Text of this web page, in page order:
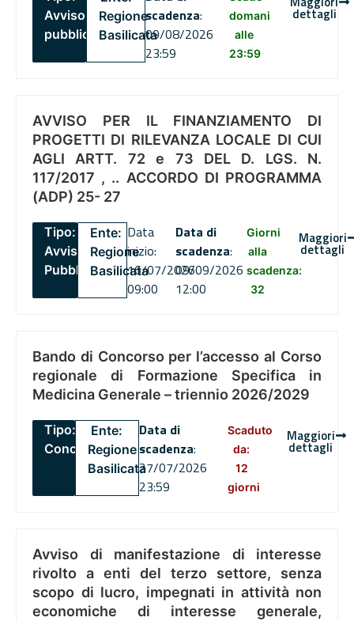
Avviso
pubblico
Regione
Basilicata
scadenza:
09/08/2026
23:59
domani
alle
23:59
dettagli
AVVISO PER IL FINANZIAMENTO DI
PROGETTI DI RILEVANZA LOCALE DI CUI
AGLI ARTT. 72 e 73 DEL D. LGS. N.
117/2017 , .. ACCORDO DI PROGRAMMA
(ADP) 25- 27
Tipo:
Avviso
Pubblico
Ente:
Regione
Basilicata
Data
inizio:
16/07/2026
09:00
Data di
scadenza:
09/09/2026
12:00
Giorni
alla
scadenza:
32
Maggiori
dettagli
Bando di Concorso per l’accesso al Corso
regionale di Formazione Specifica in
Medicina Generale – triennio 2026/2029
Tipo:
Concorsi
Ente:
Regione
Basilicata
Data di
scadenza:
27/07/2026
23:59
Scaduto
da:
12
giorni
Maggiori
dettagli
Avviso di manifestazione di interesse
rivolto a enti del terzo settore, senza
scopo di lucro, impegnati in attività non
economiche di interesse generale,